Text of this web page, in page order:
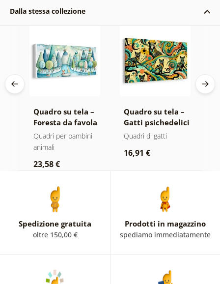
Dalla stessa collezione
Quadro su tela –
Foresta da favola
con volpe e gufi
Quadri per bambini
animali
23,58 €
Quadro su tela –
Gatti psichedelici
Quadri di gatti
16,91 €
Spedizione gratuita
oltre 150,00 €
Prodotti in magazzino
spediamo immediatamente